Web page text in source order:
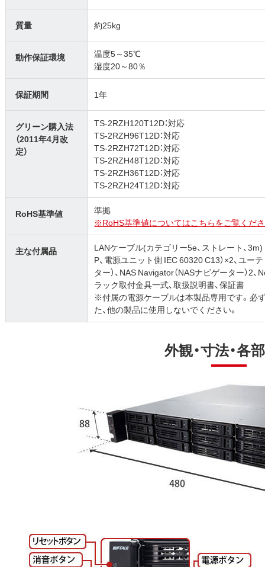
質量 約25kg
動作保証環境
温度5～35℃
湿度20～80％
保証期間 1年
グリーン購入法
（2011年4月改
定）
TS-2RZH120T12D：対応
TS-2RZH96T12D：対応
TS-2RZH72T12D：対応
TS-2RZH48T12D：対応
TS-2RZH36T12D：対応
TS-2RZH24T12D：対応
RoHS基準値
準拠
※RoHS基準値についてはこちらをご覧くだ
主な付属品
LANケーブル(カテゴリー5e、ストレート、
P、電源ユニット側 IEC 60320 C13）×2、ユ
ター）、NAS Navigator（NASナビゲーター）2
ラック取付金具一式、取扱説明書、保証書
※付属の電源ケーブルは本製品専用です。必
た、他の製品に使用しないでください。
外観・寸法・各